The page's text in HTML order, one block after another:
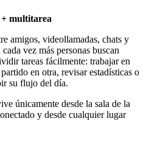
multitarea
amigos, videollamadas, chats y
vez más personas buscan
tareas fácilmente: trabajar en
en otra, revisar estadísticas o
su flujo del día.
únicamente desde la sala de la
y desde cualquier lugar